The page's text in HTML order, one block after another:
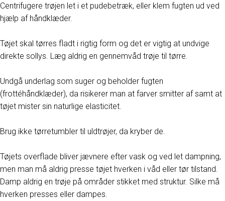
Centrifugere trøjen let i et pudebetræk, eller klem fugten ud ved
hjælp af håndklæder.
Tøjet skal tørres fladt i rigtig form og det er vigtig at undvige
direkte sollys. Læg aldrig en gennemvåd trøje til tørre.
Undgå underlag som suger og beholder fugten
(frottéhåndklæder), da risikerer man at farver smitter af samt at
tøjet mister sin naturlige elasticitet.
Brug ikke tørretumbler til uldtrøjer, da kryber de.
Tøjets overflade bliver jævnere efter vask og ved let dampning,
men man må aldrig presse tøjet hverken i våd eller tør tilstand.
Damp aldrig en trøje på områder stikket med struktur. Silke må
hverken presses eller dampes.